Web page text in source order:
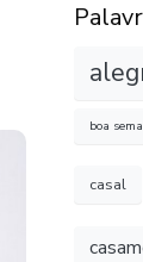
boa
casal